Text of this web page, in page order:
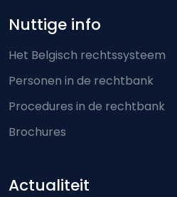
Nuttige info
Het Belgisch rechtssysteem
Personen in de rechtbank
Procedures in de rechtbank
Brochures
Actualiteit